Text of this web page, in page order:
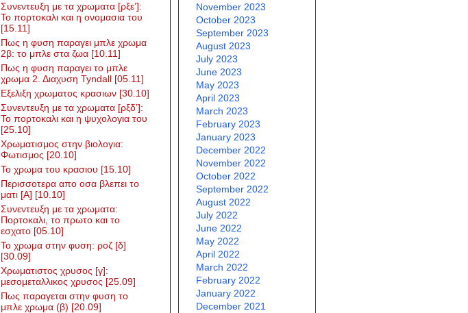
Συνεντευξη με τα χρωματα [ρξε’]:
Το πορτοκαλι και η ονομασια του
[15.11]
Πως η φυση παραγει μπλε χρωμα
2β: το μπλε στα ζωα [10.11]
Πως η φυση παραγει το μπλε
χρωμα 2. Διαχυση Tyndall [05.11]
Εξελιξη χρωματος κρασιων [30.10]
Συνεντευξη με τα χρωματα [ρξδ’]:
Το πορτοκαλι και η ψυχολογια του
[25.10]
Χρωματισμος στην βιολογια:
Φωτισμος [20.10]
Το χρωμα του κρασιου [15.10]
Περισσοτερα απο οσα βλεπει το
ματι [Α] [10.10]
Συνεντευξη με τα χρωματα:
Πορτοκαλι, το πρωτο και το
εσχατο [05.10]
Το χρωμα στην φυση: ροζ [δ]
[30.09]
Χρωματιστος χρυσος [γ]:
μεσομεταλλικος χρυσος [25.09]
Πως παραγεται στην φυση το
μπλε χρωμα (β) [20.09]
November 2023
October 2023
September 2023
August 2023
July 2023
June 2023
May 2023
April 2023
March 2023
February 2023
January 2023
December 2022
November 2022
October 2022
September 2022
August 2022
July 2022
June 2022
May 2022
April 2022
March 2022
February 2022
January 2022
December 2021